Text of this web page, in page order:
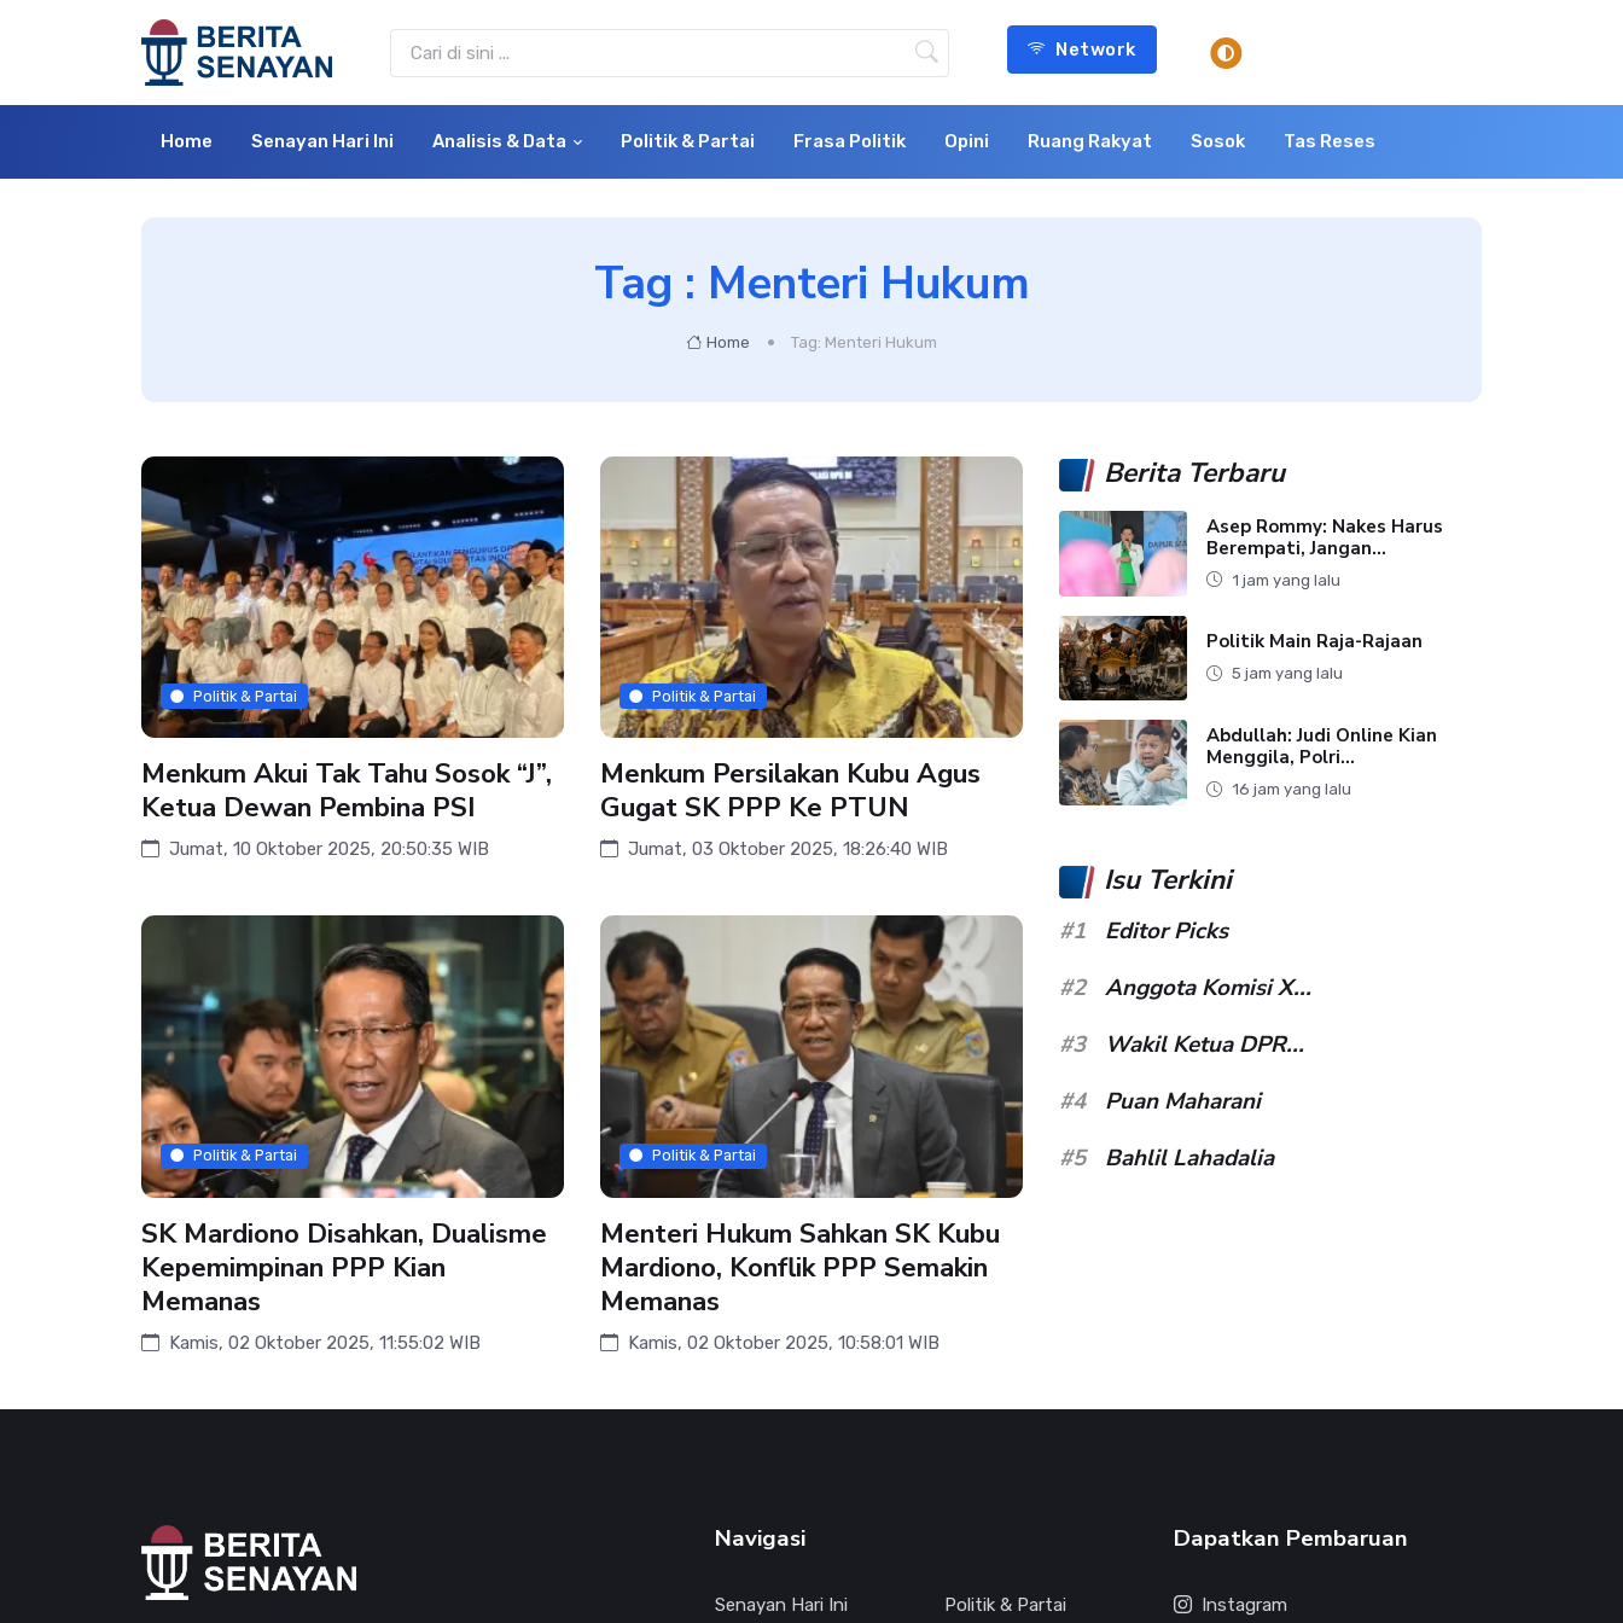
Network
Home Senayan Hari Ini Analisis & Data Politik & Partai Frasa Politik Opini Ruang Rakyat Sosok Tas Reses
Tag : Menteri Hukum
Home Tag: Menteri Hukum
Politik & Partai
Menkum Akui Tak Tahu Sosok “J”,
Ketua Dewan Pembina PSI
Jumat, 10 Oktober 2025, 20:50:35 WIB
Politik & Partai
Menkum Persilakan Kubu Agus
Gugat SK PPP Ke PTUN
Jumat, 03 Oktober 2025, 18:26:40 WIB
Politik & Partai
SK Mardiono Disahkan, Dualisme
Kepemimpinan PPP Kian
Memanas
Kamis, 02 Oktober 2025, 11:55:02 WIB
Politik & Partai
Menteri Hukum Sahkan SK Kubu
Mardiono, Konflik PPP Semakin
Memanas
Kamis, 02 Oktober 2025, 10:58:01 WIB
Berita Terbaru
Asep Rommy: Nakes Harus
Berempati, Jangan...
1 jam yang lalu
Politik Main Raja-Rajaan
5 jam yang lalu
Abdullah: Judi Online Kian
Menggila, Polri...
16 jam yang lalu
Isu Terkini
#1
Editor Picks
#2
Anggota Komisi X...
#3
Wakil Ketua DPR...
#4
Puan Maharani
#5
Bahlil Lahadalia
Navigasi
Senayan Hari Ini Politik & Partai
Dapatkan Pembaruan
Instagram